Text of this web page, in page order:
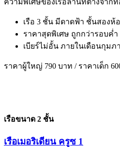
ความพิเศษของเรือลำนี้ที่ต่างจากที่
เรือ 3 ชั้น มีดาดฟ้า ชั้นสองห้
ราคาสุดพิเศษ ถูกกว่ารอบค่ำ
เบียร์ไม่อั้น ภายในเดือนกุมภ
ราคาผู้ใหญ่ 790 บาท / ราคาเด็ก
เรือขนาด 2 ชั้น
เรือเมอริเดียน ครูซ 1